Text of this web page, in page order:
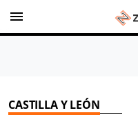
menu
CASTILLA Y LEÓN